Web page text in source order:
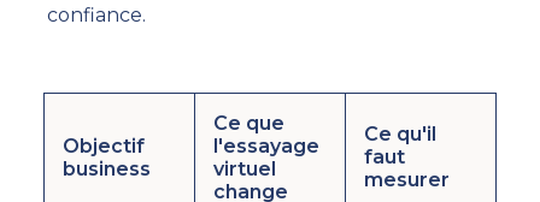
confiance.
Objectif
business
Ce que
l'essayage
virtuel
change
Ce qu'il
faut
mesurer